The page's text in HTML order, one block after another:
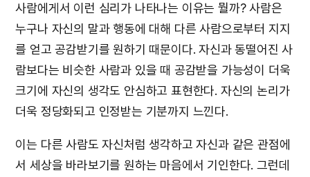
사람에게서 이런 심리가 나타나는 이유는 뭘까? 사람은
누구나 자신의 말과 행동에 대해 다른 사람으로부터 지지
를 얻고 공감받기를 원하기 때문이다. 자신과 동떨어진 사
람보다는 비슷한 사람과 있을 때 공감받을 가능성이 더욱
크기에 자신의 생각도 안심하고 표현한다. 자신의 논리가
더욱 정당화되고 인정받는 기분까지 느낀다.
이는 다른 사람도 자신처럼 생각하고 자신과 같은 관점에
서 세상을 바라보기를 원하는 마음에서 기인한다. 그런데